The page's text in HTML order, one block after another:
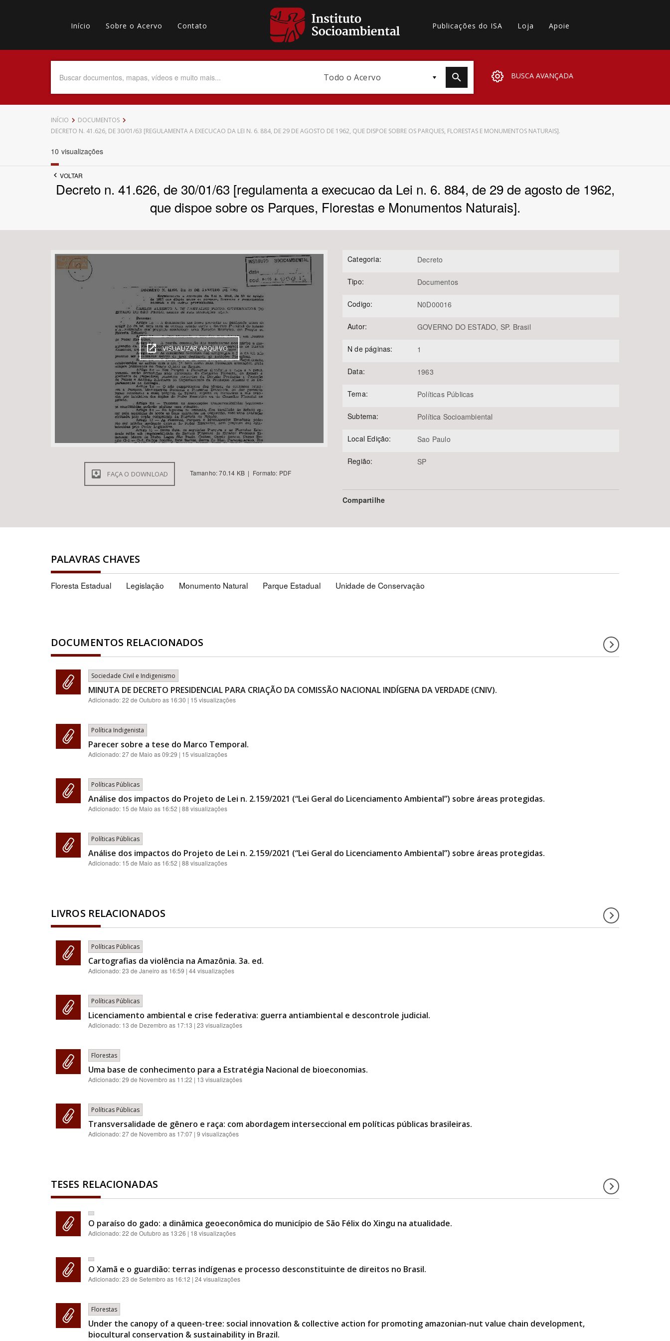
Main
navigation
Início Sobre o Acervo Contato
secundário
Publicações do ISA Loja Apoie
Todo o Acervo BUSCA AVANÇADA
Data do Documento
Povo Indígena Bioma / Bacia
Área de Levantamento
INÍCIO
DOCUMENTOS
DECRETO N. 41.626, DE 30/01/63 [REGULAMENTA A EXECUCAO DA LEI N. 6. 884, DE 29 DE AGOSTO DE 1962, QUE DISPOE SOBRE OS PARQUES, FLORESTAS E MONUMENTOS NATURAIS].
10 visualizações
VOLTAR
Decreto n. 41.626, de 30/01/63 [regulamenta a execucao da Lei n. 6. 884, de 29 de agosto de 1962,
que dispoe sobre os Parques, Florestas e Monumentos Naturais].
VISUALIZAR ARQUIVO
FAÇA O DOWNLOAD Tamanho: 70.14 KB | Formato: PDF
Categoria: Decreto
Tipo: Documentos
Codigo: N0D00016
Autor: GOVERNO DO ESTADO, SP. Brasil
N de páginas: 1
Data: 1963
Tema: Políticas Públicas
Subtema: Política Socioambiental
Local Edição: Sao Paulo
Região: SP
Compartilhe
PALAVRAS CHAVES
Floresta Estadual Legislação Monumento Natural Parque Estadual Unidade de Conservação
DOCUMENTOS RELACIONADOS
Sociedade Civil e Indigenismo
MINUTA DE DECRETO PRESIDENCIAL PARA CRIAÇÃO DA COMISSÃO NACIONAL INDÍGENA DA VERDADE (CNIV).
Adicionado:22 de Outubro as 16:30 | 15 visualizações
Política Indigenista
Parecer sobre a tese do Marco Temporal.
Adicionado:27 de Maio as 09:29 | 15 visualizações
Políticas Públicas
Análise dos impactos do Projeto de Lei n. 2.159/2021 (“Lei Geral do Licenciamento Ambiental”) sobre áreas protegidas.
Adicionado: 15 de Maio as 16:52 | 88 visualizações
Políticas Públicas
Análise dos impactos do Projeto de Lei n. 2.159/2021 (“Lei Geral do Licenciamento Ambiental”) sobre áreas protegidas.
Adicionado: 15 de Maio as 16:52 | 88 visualizações
LIVROS RELACIONADOS
Políticas Públicas
Cartografias da violência na Amazônia. 3a. ed.
Adicionado:23 de Janeiro as 16:59 | 44 visualizações
Políticas Públicas
Licenciamento ambiental e crise federativa: guerra antiambiental e descontrole judicial.
Adicionado: 13 de Dezembro as 17:13 | 23 visualizações
Florestas
Uma base de conhecimento para a Estratégia Nacional de bioeconomias.
Adicionado:29 de Novembro as 11:22 | 13 visualizações
Políticas Públicas
Transversalidade de gênero e raça: com abordagem interseccional em políticas públicas brasileiras.
Adicionado:27 de Novembro as 17:07 | 9 visualizações
TESES RELACIONADAS
O paraíso do gado: a dinâmica geoeconômica do município de São Félix do Xingu na atualidade.
Adicionado:22 de Outubro as 13:26 | 18 visualizações
O Xamã e o guardião: terras indígenas e processo desconstituinte de direitos no Brasil.
Adicionado:23 de Setembro as 16:12 | 24 visualizações
Florestas
Under the canopy of a queen-tree: social innovation & collective action for promoting amazonian-nut value chain development,
biocultural conservation & sustainability in Brazil.